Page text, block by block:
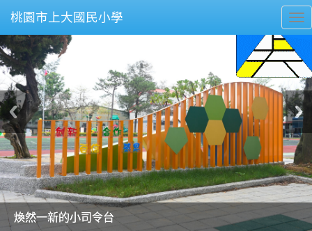
桃園市上大國民小學
美麗的操場是我們活力的來源
美麗的操場是我們活力的來源
煥然一新的小司令台
煥然一新的小司令台
富含桃園埤塘田園風光意象的中廊
富含桃園埤塘田園風光意象的中廊
嶄新的中庭廣場
嶄新的中庭廣場
水生池生生不息
水生池生生不息